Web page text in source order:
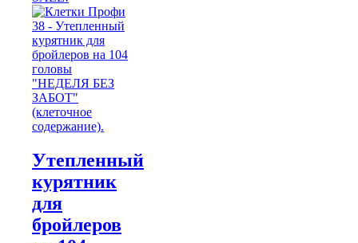
Утепленный
курятник
для
бройлеров